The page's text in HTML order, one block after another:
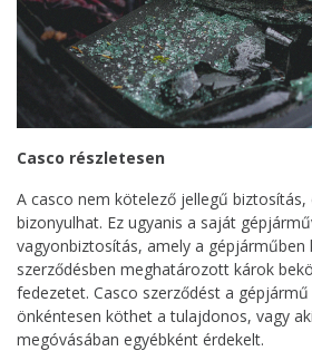
Casco részletesen
A casco nem kötelező jellegű biztosítás,
bizonyulhat. Ez ugyanis a saját
vagyonbiztosítás, amely a gépjárműben
szerződésben meghatározott károk
fedezetet. Casco szerződést a
önkéntesen köthet a tulajdonos, vagy
megóvásában egyébként érdekelt.